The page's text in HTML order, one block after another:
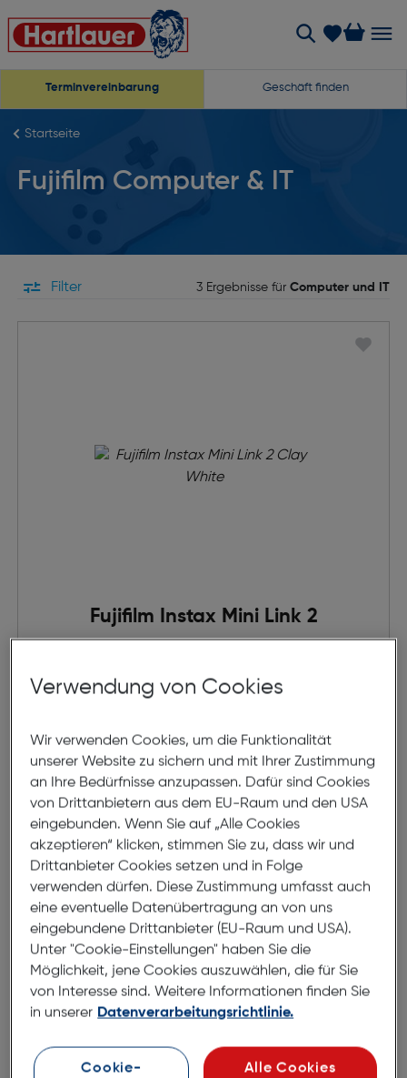
Terminvereinbarung Geschäft finden
Startseite
Fujifilm Computer & IT
Filter 3 Ergebnisse für Computer und IT
Fujifilm Instax Mini Link 2
€ 129,95
Fujifilm Instax Link Wide
Verwendung von Cookies
Wir verwenden Cookies, um die Funktionalität
unserer Website zu sichern und mit Ihrer Zustimmung
an Ihre Bedürfnisse anzupassen. Dafür sind Cookies
von Drittanbietern aus dem EU-Raum und den USA
eingebunden. Wenn Sie auf „Alle Cookies
akzeptieren“ klicken, stimmen Sie zu, dass wir und
Drittanbieter Cookies setzen und in Folge
verwenden dürfen. Diese Zustimmung umfasst auch
eine eventuelle Datenübertragung an von uns
eingebundene Drittanbieter (EU-Raum und USA).
Unter "Cookie-Einstellungen" haben Sie die
Möglichkeit, jene Cookies auszuwählen, die für Sie
von Interesse sind. Weitere Informationen finden Sie
in unserer Datenverarbeitungsrichtlinie.
Cookie-
Alle Cookies